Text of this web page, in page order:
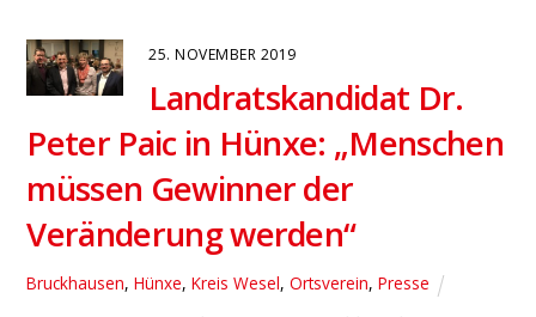
25. NOVEMBER 2019
Landratskandidat Dr.
Peter Paic in Hünxe: „Menschen
müssen Gewinner der
Veränderung werden“
Bruckhausen,Hünxe,Kreis Wesel,Ortsverein,Presse